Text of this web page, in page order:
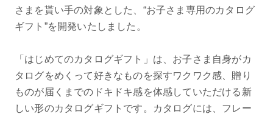
さまを貰い手の対象とした、“お子さま専用のカタログ
ギフト”を開発いたしました。
「はじめてのカタログギフト」は、お子さま自身がカ
タログをめくって好きなものを探すワクワク感、贈り
ものが届くまでのドキドキ感を体感していただける新
しい形のカタログギフトです。カタログには、フレー